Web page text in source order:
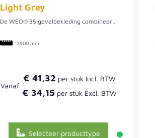
Light Grey
De WEO® 35 gevelbekleding combineert de warme uitstraling van hout met het onderhoudsarme karakter van houtcomposiet. Dankzij het moderne rhombusprofiel ontstaat een strak openlatwerkeffect dat zowel horizontaal als verticaal geplaatst kan worden. De natuurlijke kleurschakeringen en matte afwerking geven iedere gevel een stijlvolle en realistische houtlook, zonder de nadelen van traditioneel hout. Wil je een frisse lichte uitstraling in je tuin, dan is deze light grey Fiberdeck Premium Gardenwall de juiste oplossing voor jou.
2900 mm
Vanaf
€ 41,32
€ 34,15
Selecteer producttype